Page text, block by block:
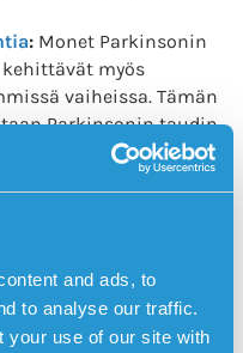
and ads, to
to analyse our traffic.
your use of our site with
:Monet Parkinsonin
myös
vaiheissa. Tämän
Parkinsonin taudin
kognitiivisten
mukaan
ja kulkua
voi olla eri oireet ja